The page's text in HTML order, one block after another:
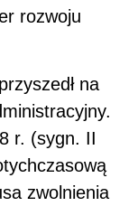
rozwoju
na
r. (sygn. II
zwolnienia